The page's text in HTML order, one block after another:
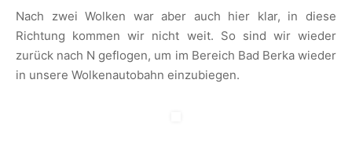
Nach zwei Wolken war aber auch hier klar, in diese
Richtung kommen wir nicht weit. So sind wir wieder
zurück nach N geflogen, um im Bereich Bad Berka wieder
in unsere Wolkenautobahn einzubiegen.